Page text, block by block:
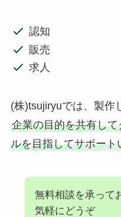
認知
販売
求人
(株)tsujiryuでは、製作
企業の目的を共有し
ルを目指してサポート
無料相談を承って
気軽にどうぞ